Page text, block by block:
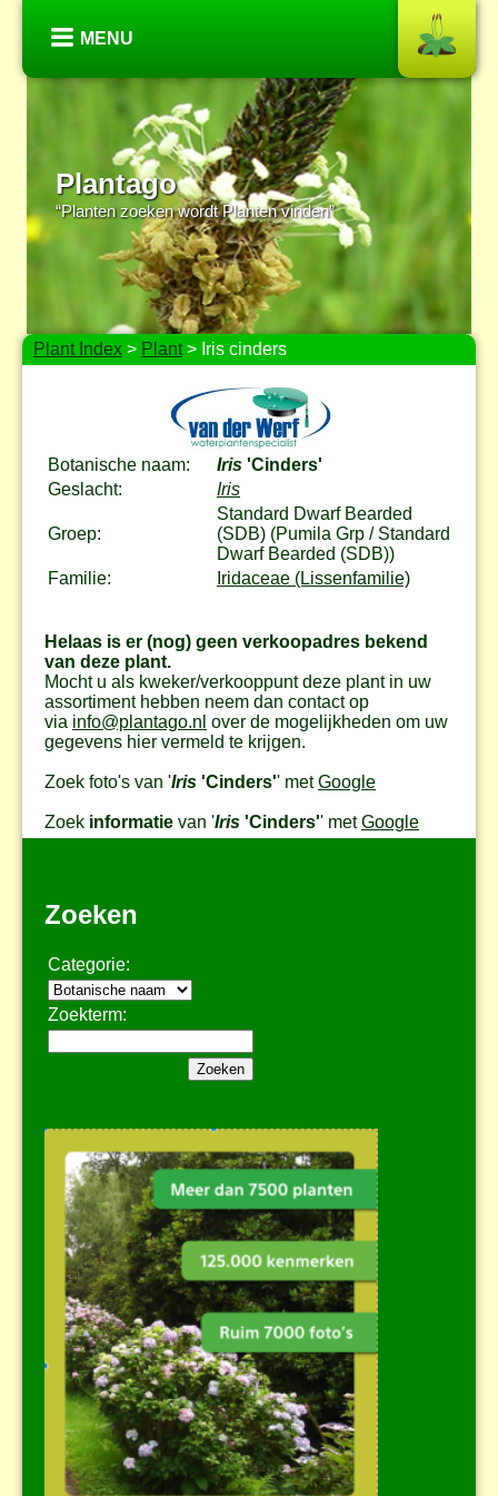
MENU
Plantago
“Planten zoeken wordt Planten vinden”
Plant Index > Plant> Iris cinders
Botanische naam: Iris 'Cinders'
Geslacht:
Iris
Groep:
Standard Dwarf Bearded
(SDB) (Pumila Grp / Standard
Dwarf Bearded (SDB))
Familie:
Iridaceae (Lissenfamilie)
Helaas is er (nog) geen verkoopadres bekend
van deze plant.
Mocht u als kweker/verkooppunt deze plant in uw
assortiment hebben neem dan contact op
via info@plantago.nl over de mogelijkheden om uw
gegevens hier vermeld te krijgen.
Zoek foto's van 'Iris 'Cinders'' metGoogle
Zoek informatie van 'Iris 'Cinders'' metGoogle
Zoeken
Categorie:
Zoekterm: